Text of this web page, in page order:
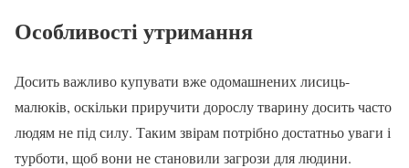
Особливості утримання
Досить важливо купувати вже одомашнених лисиць-
малюків, оскільки приручити дорослу тварину досить часто
людям не під силу. Таким звірам потрібно достатньо уваги і
турботи, щоб вони не становили загрози для людини.